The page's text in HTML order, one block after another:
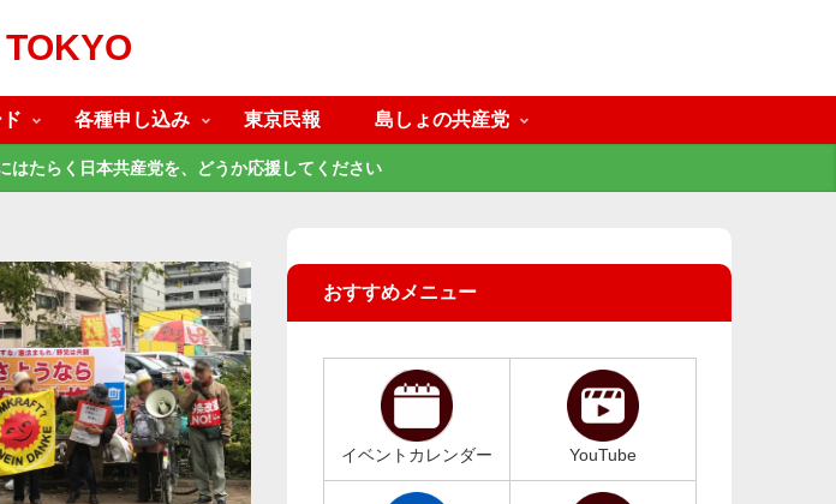
各種申し込み 東京民報 島しょの共産党
はたらく日本共産党を、どうか応援してください
おすすめメニュー
イベントカレンダー YouTube